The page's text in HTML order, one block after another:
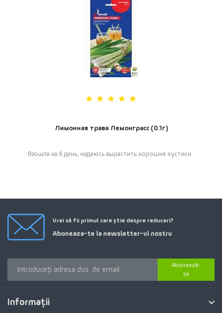
Лимонная трава Лемонграсс (0.1г)
Взошла на 6 день, надеюсь вырастить хорошие кустики..
Vrei să fii primul care știe despre reduceri?
Aboneaza-te la newsletter-ul nostru
Abonează-
te
Informaţii